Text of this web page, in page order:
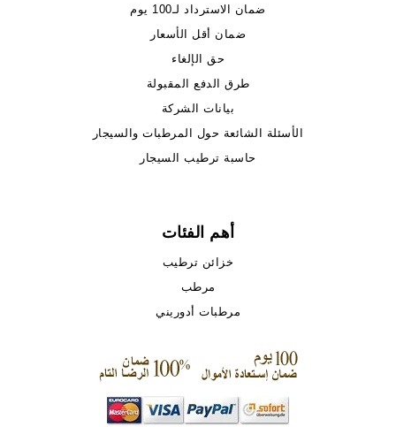
ضمان الاسترداد لـ100 يوم
ضمان أقل الأسعار
حق الإلغاء
طرق الدفع المقبولة
بيانات الشركة
الأسئلة الشائعة حول المرطبات والسيجار
حاسبة ترطيب السيجار
أهم الفئات
خزائن ترطيب
مرطب
مرطبات أدوريني